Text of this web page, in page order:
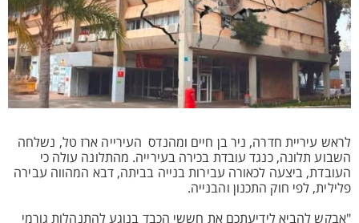
לראש עיריית חדרה, ניר בן חיים ומהנדס העירייה ארז טל, נשלחה
השבוע תלונה, כנגד עובדת בכירה בעירייה. מהתלונה עולה כי
העובדת, ביצעה לכאורה עבירות בנייה בביתה, דבא המהווה עבירה
פלילית, לפי חוק התכנון והבנייה.
"אבקש להביא לידיעתכם את חששי הכבד בנוגע להתנהלות גורמי